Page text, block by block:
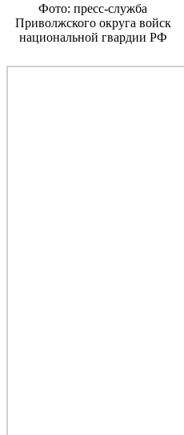
Фото: пресс-служба
Приволжского округа войск
национальной гвардии РФ